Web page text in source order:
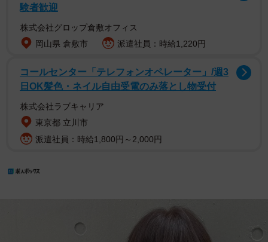
験者歓迎
株式会社グロップ倉敷オフィス
岡山県 倉敷市
派遣社員：時給1,220円
コールセンター「テレフォンオペレーター」/週3
日OK髪色・ネイル自由受電のみ落とし物受付
株式会社ラブキャリア
東京都 立川市
派遣社員：時給1,800円～2,000円